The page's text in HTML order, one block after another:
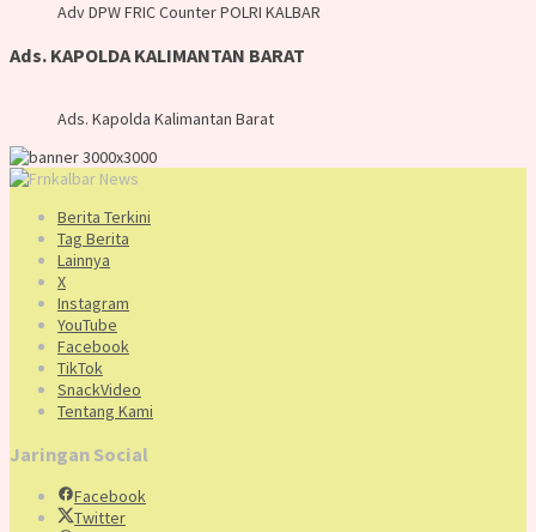
Adv DPW FRIC Counter POLRI KALBAR
Ads. KAPOLDA KALIMANTAN BARAT
Ads. Kapolda Kalimantan Barat
Berita Terkini
Tag Berita
Lainnya
X
Instagram
YouTube
Facebook
TikTok
SnackVideo
Tentang Kami
Jaringan Social
Facebook
Twitter